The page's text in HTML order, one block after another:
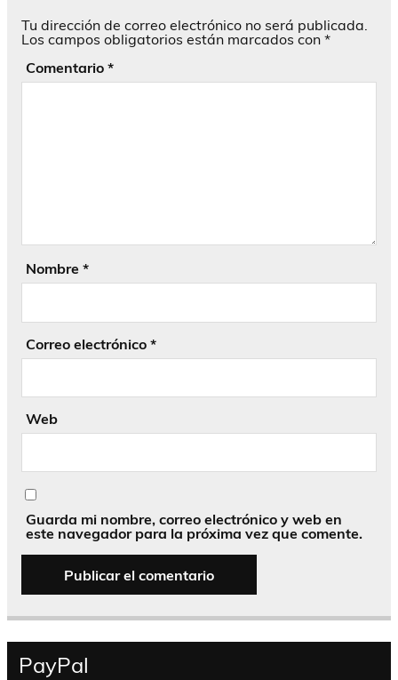
Tu dirección de correo electrónico no será publicada.
Los campos obligatorios están marcados con *
Comentario *
Nombre *
Correo electrónico *
Web
Guarda mi nombre, correo electrónico y web en
este navegador para la próxima vez que comente.
PayPal